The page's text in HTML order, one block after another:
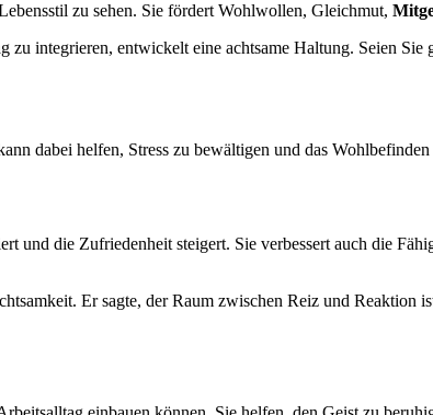
zu sehen. Sie fördert Wohlwollen, Gleichmut,
integrieren, entwickelt eine achtsame Haltung. Seien
dabei helfen, Stress zu bewältigen und das
und die Zufriedenheit steigert. Sie verbessert auch die
Er sagte, der Raum zwischen Reiz und Reaktion